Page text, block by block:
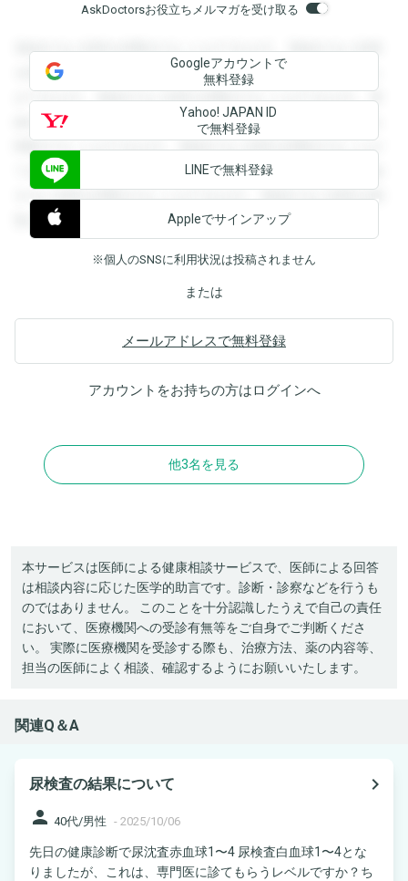
AskDoctorsお役立ちメルマガを受け取る
登録すると回答を閲覧することができます。登録すると回答
を閲覧することができます。登録すると回答を閲覧すること
ができます。登録すると回答を閲覧することができます。登
録すると回答を閲覧することができます。登録すると回答を
閲覧することができます。登録すると回答を閲覧することが
できます。登録すると回答を閲覧することができます。登録
すると回答を閲覧することができます。登録すると回答を閲
覧することができます。
Googleアカウントで
無料登録
Yahoo! JAPAN ID
で無料登録
LINEで無料登録
Appleでサインアップ
※個人のSNSに利用状況は投稿されません
または
メールアドレスで無料登録
アカウントをお持ちの方はログインへ
他3名を見る
本サービスは医師による健康相談サービスで、医師による回答
は相談内容に応じた医学的助言です。診断・診察などを行うも
のではありません。 このことを十分認識したうえで自己の責任
において、医療機関への受診有無等をご自身でご判断くださ
い。 実際に医療機関を受診する際も、治療方法、薬の内容等、
担当の医師によく相談、確認するようにお願いいたします。
関連Q＆A
尿検査の結果について
navigate_next
person 40代/男性 - 2025/10/06
先日の健康診断で尿沈査赤血球1〜4 尿検査白血球1〜4とな
りましたが、これは、専門医に診てもらうレベルですか？ち